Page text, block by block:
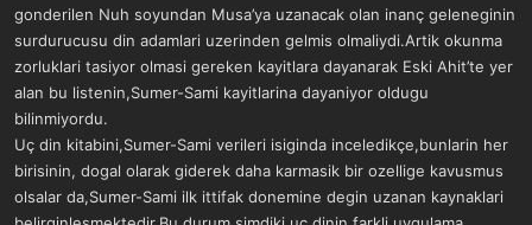
gonderilen Nuh soyundan Musa’ya uzanacak olan inanç geleneginin
surdurucusu din adamlari uzerinden gelmis olmaliydi.Artik okunma
zorluklari tasiyor olmasi gereken kayitlara dayanarak Eski Ahit’te yer
alan bu listenin,Sumer-Sami kayitlarina dayaniyor oldugu
bilinmiyordu.
Uç din kitabini,Sumer-Sami verileri isiginda inceledikçe,bunlarin her
birisinin, dogal olarak giderek daha karmasik bir ozellige kavusmus
olsalar da,Sumer-Sami ilk ittifak donemine degin uzanan kaynaklari